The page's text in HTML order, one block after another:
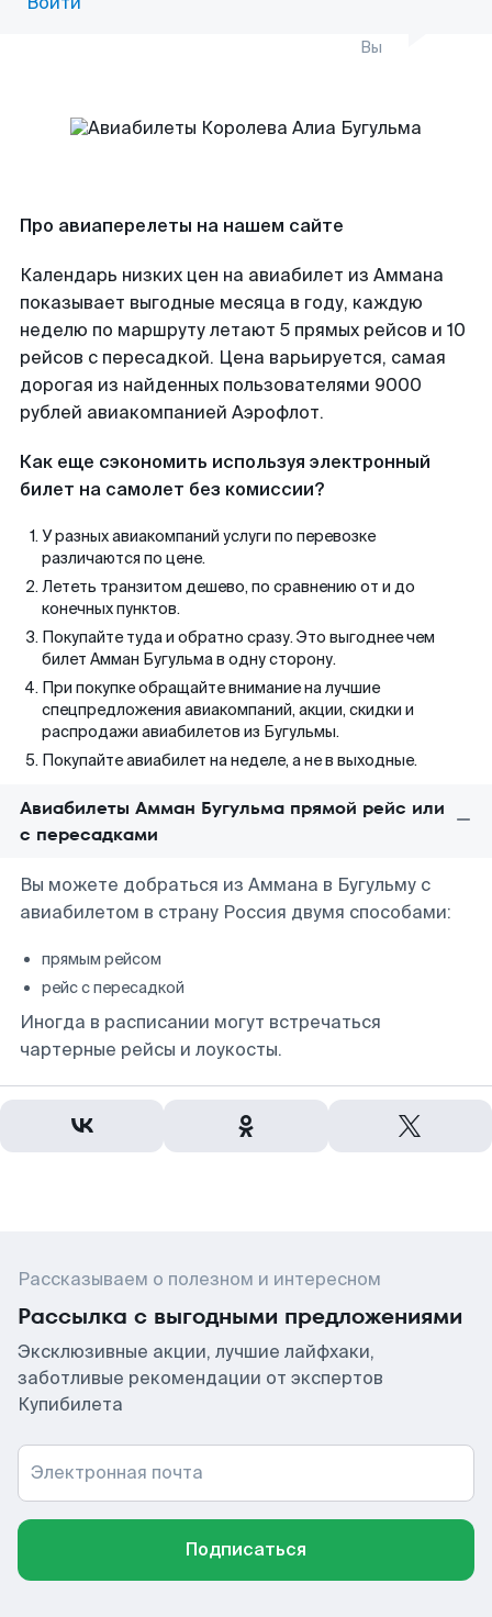
Вы
Про авиаперелеты на нашем сайте
Календарь низких цен на авиабилет из Аммана
показывает выгодные месяца в году, каждую
неделю по маршруту летают 5 прямых рейсов и 10
рейсов с пересадкой. Цена варьируется, самая
дорогая из найденных пользователями 9000
рублей авиакомпанией Аэрофлот.
Как еще сэкономить используя электронный
билет на самолет без комиссии?
У разных авиакомпаний услуги по перевозке
различаются по цене.
Лететь транзитом дешево, по сравнению от и до
конечных пунктов.
Покупайте туда и обратно сразу. Это выгоднее чем
билет Амман Бугульма в одну сторону.
При покупке обращайте внимание на лучшие
спецпредложения авиакомпаний, акции, скидки и
распродажи авиабилетов из Бугульмы.
Покупайте авиабилет на неделе, а не в выходные.
Авиабилеты Амман Бугульма прямой рейс или
с пересадками
Вы можете добраться из Аммана в Бугульму с
авиабилетом в страну Россия двумя способами:
прямым рейсом
рейс с пересадкой
Иногда в расписании могут встречаться
чартерные рейсы и лоукосты.
Рассказываем о полезном и интересном
Рассылка с выгодными предложениями
Эксклюзивные акции, лучшие лайфхаки,
заботливые рекомендации от экспертов
Купибилета
Электронная почта
Подписаться